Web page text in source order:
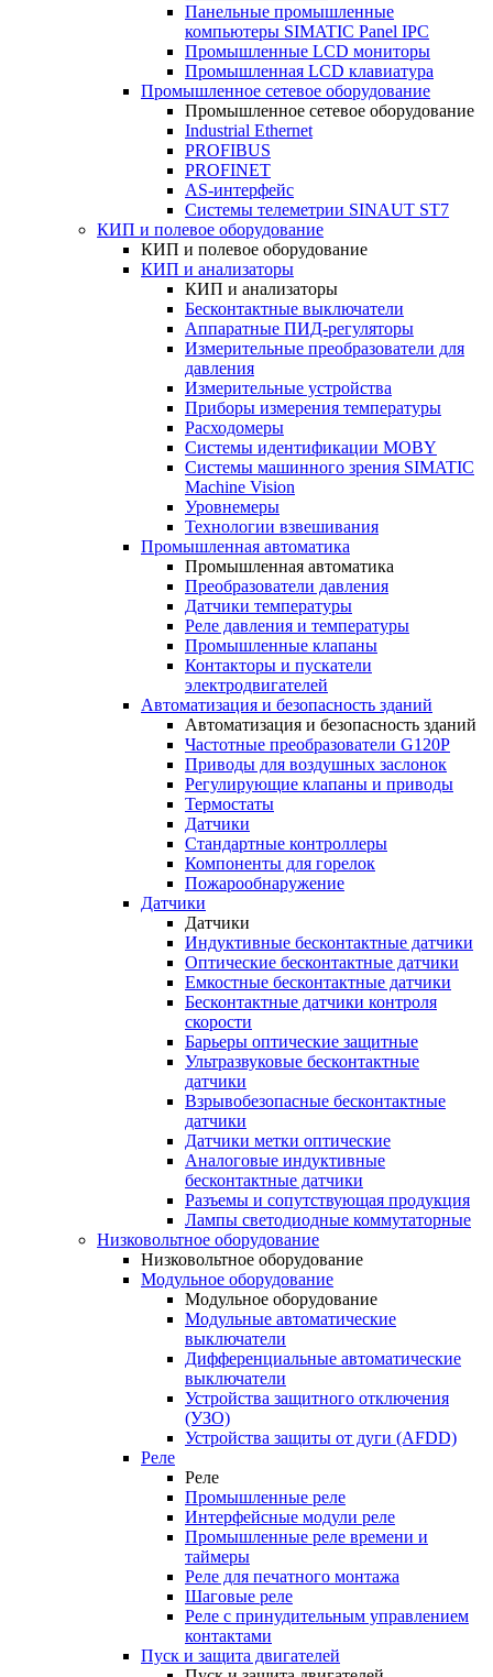
Панельные промышленные
компьютеры SIMATIC Panel IPC
Промышленные LCD мониторы
Промышленная LCD клавиатура
Промышленное сетевое оборудование
Промышленное сетевое оборудование
Industrial Ethernet
PROFIBUS
PROFINET
AS-интерфейс
Системы телеметрии SINAUT ST7
КИП и полевое оборудование
КИП и полевое оборудование
КИП и анализаторы
КИП и анализаторы
Бесконтактные выключатели
Аппаратные ПИД-регуляторы
Измерительные преобразователи для
давления
Измерительные устройства
Приборы измерения температуры
Расходомеры
Системы идентификации MOBY
Системы машинного зрения SIMATIC
Machine Vision
Уровнемеры
Технологии взвешивания
Промышленная автоматика
Промышленная автоматика
Преобразователи давления
Датчики температуры
Реле давления и температуры
Промышленные клапаны
Контакторы и пускатели
электродвигателей
Автоматизация и безопасность зданий
Автоматизация и безопасность зданий
Частотные преобразователи G120P
Приводы для воздушных заслонок
Регулирующие клапаны и приводы
Термостаты
Датчики
Стандартные контроллеры
Компоненты для горелок
Пожарообнаружение
Датчики
Датчики
Индуктивные бесконтактные датчики
Оптические бесконтактные датчики
Емкостные бесконтактные датчики
Бесконтактные датчики контроля
скорости
Барьеры оптические защитные
Ультразвуковые бесконтактные
датчики
Взрывобезопасные бесконтактные
датчики
Датчики метки оптические
Аналоговые индуктивные
бесконтактные датчики
Разъемы и сопутствующая продукция
Лампы светодиодные коммутаторные
Низковольтное оборудование
Низковольтное оборудование
Модульное оборудование
Модульное оборудование
Модульные автоматические
выключатели
Дифференциальные автоматические
выключатели
Устройства защитного отключения
(УЗО)
Устройства защиты от дуги (AFDD)
Реле
Реле
Промышленные реле
Интерфейсные модули реле
Промышленные реле времени и
таймеры
Реле для печатного монтажа
Шаговые реле
Реле с принудительным управлением
контактами
Пуск и защита двигателей